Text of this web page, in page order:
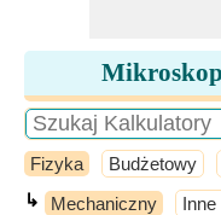
Fizyka Budżetowy
↳ Mechaniczny